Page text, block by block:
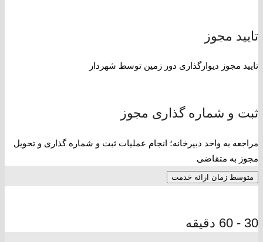
تایید مجوز
تایید مجوز دیوارگذاری دور زمین توسط شهردار
ثبت و شماره گذاری مجوز
مراجعه به واحد دبیرخانه؛ انجام عملیات ثبت و شماره گذاری و تحویل
مجوز به متقاضی
متوسط زمان ارائه خدمت
30 - 60 دقیقه